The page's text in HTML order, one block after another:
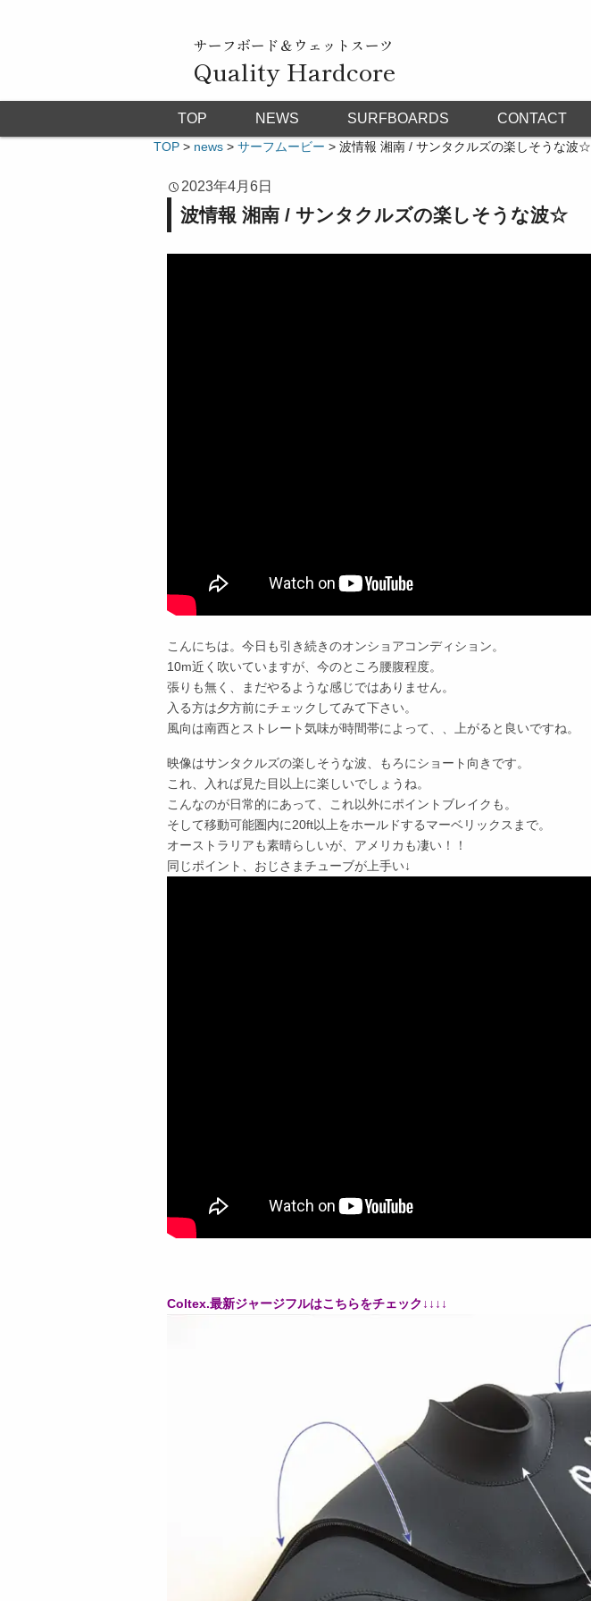
サーフボード＆ウェットスーツ
Quality Hardcore
TOP NEWS SURFBOARDS CONTACT
TOP > news > サーフムービー > 波情報 湘南 / サンタクルズの楽しそうな波☆
2023年4月6日
波情報 湘南 / サンタクルズの楽しそうな波☆
こんにちは。今日も引き続きのオンショアコンディション。
10m近く吹いていますが、今のところ腰腹程度。
張りも無く、まだやるような感じではありません。
入る方は夕方前にチェックしてみて下さい。
風向は南西とストレート気味が時間帯によって、、上がると良いですね。
映像はサンタクルズの楽しそうな波、もろにショート向きです。
これ、入れば見た目以上に楽しいでしょうね。
こんなのが日常的にあって、これ以外にポイントブレイクも。
そして移動可能圏内に20ft以上をホールドするマーベリックスまで。
オーストラリアも素晴らしいが、アメリカも凄い！！
同じポイント、おじさまチューブが上手い↓
Coltex.最新ジャージフルはこちらをチェック↓↓↓↓